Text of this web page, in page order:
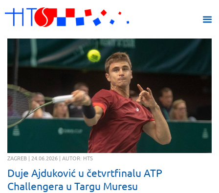
ZAGREB | 24.06.2026 | AUTOR: HTS
Duje Ajduković u četvrtfinalu ATP
Challengera u Targu Muresu